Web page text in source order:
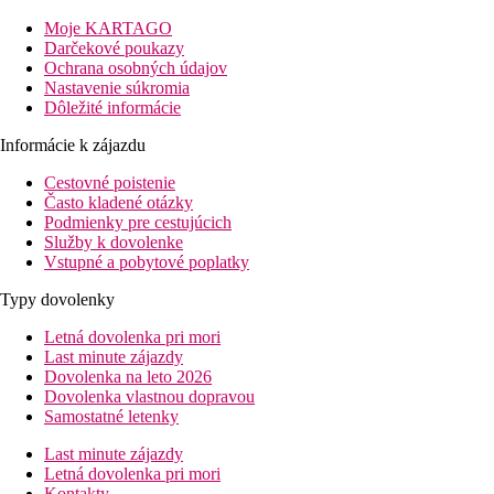
hlavná reštaurácia
reštaurácia s obsluhou
Grill bar a reštaurácia
reštaurácia na pláži
2 bary
Wi-Fi na recepcii (zadarmo)
obchodná arkáda
2 konferenčné miestnosti
2 bazény (lehátka a slnečníky zadarmo)
2 detské bazény
detské ihrisko
SUITA
izby formou suity
veľkosť izby cca 55 m2
spálňa a obývacia izba s kuchynským kútom
základné kuchynské vybavenie na nenáročné varenie
Moje KARTAGO
Darčekové poukazy
Ochrana osobných údajov
Nastavenie súkromia
Dôležité informácie
Informácie k zájazdu
Cestovné poistenie
Často kladené otázky
Podmienky pre cestujúcich
Služby k dovolenke
Vstupné a pobytové poplatky
Typy dovolenky
Letná dovolenka pri mori
Last minute zájazdy
Dovolenka na leto 2026
Dovolenka vlastnou dopravou
Samostatné letenky
Last minute zájazdy
Letná dovolenka pri mori